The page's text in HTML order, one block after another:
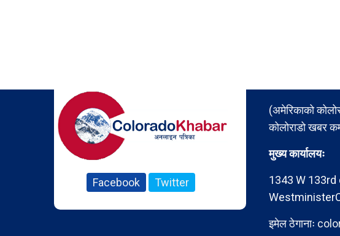
Facebook Twitter
(अमेरिकाको
कोलोराडो खबर
मुख्य कार्यालयः
1343 W 133rd
इमेल ठेगानाः